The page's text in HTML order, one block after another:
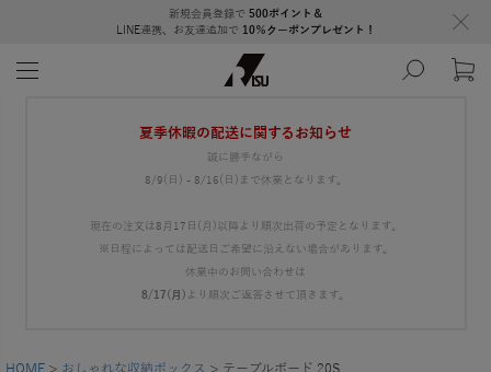
新規会員登録で 500ポイント＆
LINE連携、お友達追加で 10％クーポンプレゼント！
夏季休暇の配送に関するお知らせ
誠に勝手ながら
8/9(日) - 8/16(日)まで休業となります。
現在の注文は8月17日(月)以降より順次出荷の予定となります。
※日程によっては配送日ご希望に沿えない場合があります。
休業中のお問い合わせは
8/17(月) より順次ご返答させて頂きます。
HOME おしゃれな収納ボックス テーブルボード 20S